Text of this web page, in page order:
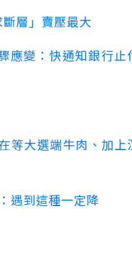
層」賣壓最大
應變：快通知銀行止
等大選端牛肉、加上
遇到這種一定降